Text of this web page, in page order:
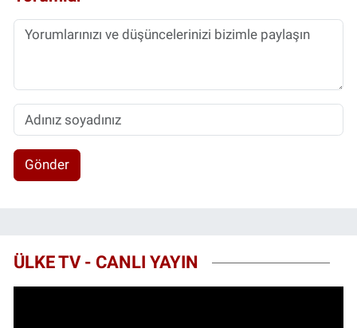
Gönder
ÜLKE TV - CANLI YAYIN